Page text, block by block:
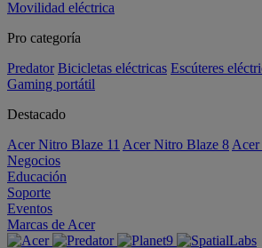
Movilidad eléctrica
Pro categoría
Predator Bicicletas eléctricas Escúteres
Gaming portátil
Destacado
Acer Nitro Blaze 11 Acer Nitro Blaze 8
Negocios
Educación
Soporte
Eventos
Marcas de Acer